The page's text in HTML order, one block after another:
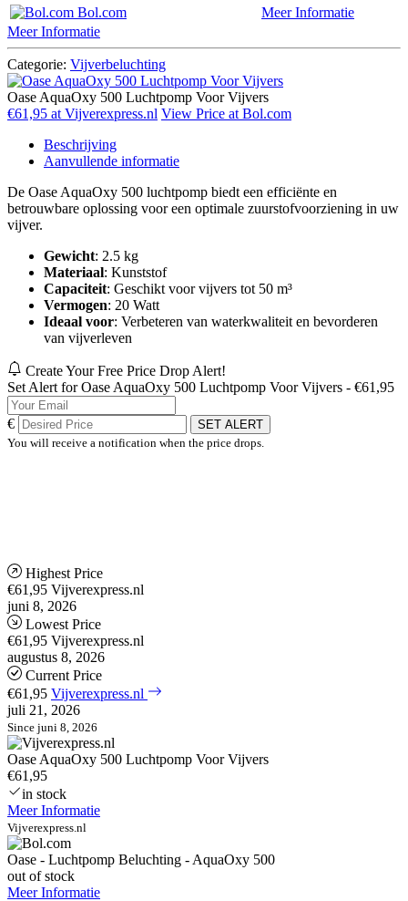
Bol.com
Meer Informatie
Meer Informatie
Categorie: Vijverbeluchting
Oase AquaOxy 500 Luchtpomp Voor Vijvers
€61,95 at Vijverexpress.nl View Price at Bol.com
Beschrijving
Aanvullende informatie
De Oase AquaOxy 500 luchtpomp biedt een efficiënte en
betrouwbare oplossing voor een optimale zuurstofvoorziening in uw
vijver.
Gewicht: 2.5 kg
Materiaal: Kunststof
Capaciteit: Geschikt voor vijvers tot 50 m³
Vermogen: 20 Watt
Ideaal voor: Verbeteren van waterkwaliteit en bevorderen
van vijverleven
Create Your Free Price Drop Alert!
Set Alert for Oase AquaOxy 500 Luchtpomp Voor Vijvers - €61,95
€
SET ALERT
You will receive a notification when the price drops.
Highest Price
€61,95 Vijverexpress.nl
juni 8, 2026
Lowest Price
€61,95 Vijverexpress.nl
augustus 8, 2026
Current Price
€61,95 Vijverexpress.nl
juli 21, 2026
Since juni 8, 2026
Oase AquaOxy 500 Luchtpomp Voor Vijvers
€61,95
in stock
Meer Informatie
Vijverexpress.nl
Oase - Luchtpomp Beluchting - AquaOxy 500
out of stock
Meer Informatie